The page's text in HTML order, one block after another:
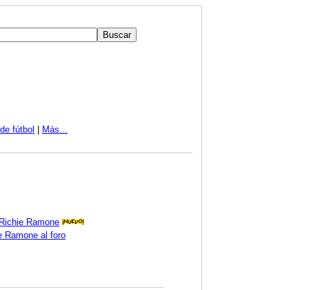
fútbol Más...
Ramone
Ramone al foro